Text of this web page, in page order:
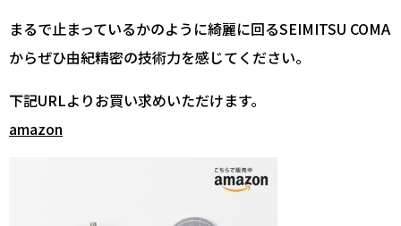
まるで止まっているかのように綺麗に回るSEIMITSU COMA
からぜひ由紀精密の技術力を感じてください。
下記URLよりお買い求めいただけます。
amazon